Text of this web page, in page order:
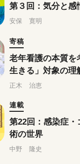
第３回：気分と感
安保 寛明
寄稿
老年看護の本質
生きる」対象の理
の創出・支援
正木 治恵
連載
第22回：感染症
術の世界
中野 隆史